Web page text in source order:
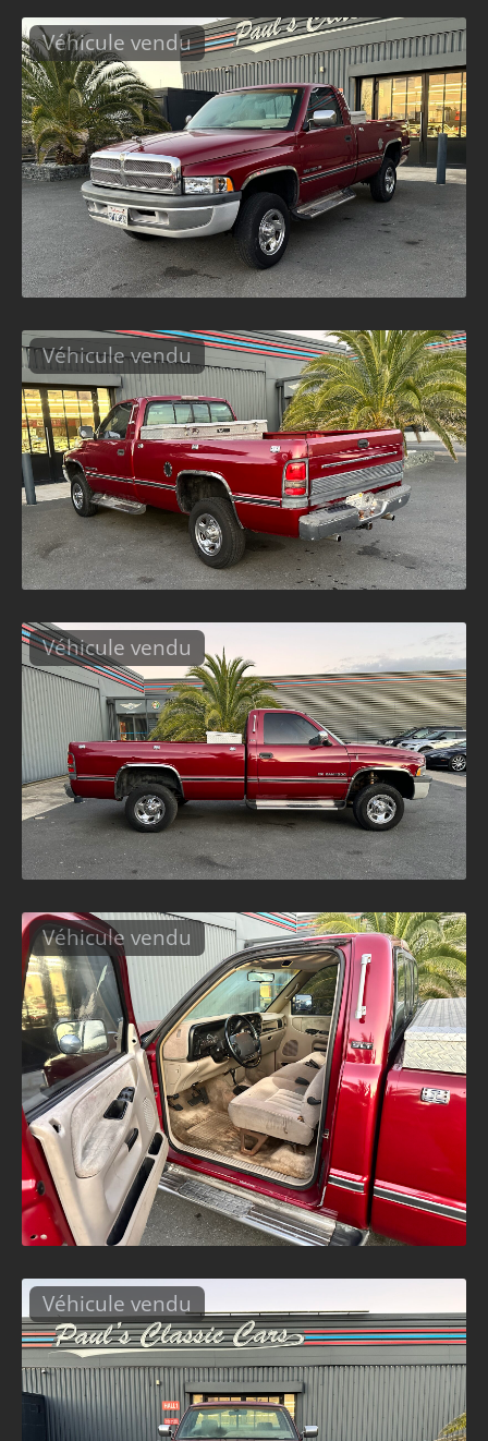
Véhicule vendu
Véhicule vendu
Véhicule vendu
Véhicule vendu
Véhicule vendu